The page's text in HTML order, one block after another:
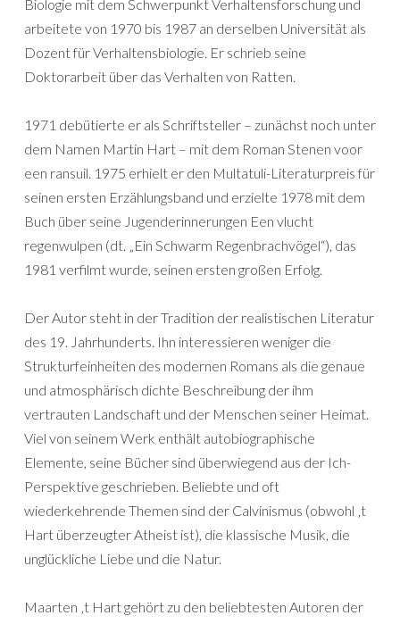
Biologie mit dem Schwerpunkt Verhaltensforschung und
arbeitete von 1970 bis 1987 an derselben Universität als
Dozent für Verhaltensbiologie. Er schrieb seine
Doktorarbeit über das Verhalten von Ratten.
1971 debütierte er als Schriftsteller – zunächst noch unter
dem Namen Martin Hart – mit dem Roman Stenen voor
een ransuil. 1975 erhielt er den Multatuli-Literaturpreis für
seinen ersten Erzählungsband und erzielte 1978 mit dem
Buch über seine Jugenderinnerungen Een vlucht
regenwulpen (dt. „Ein Schwarm Regenbrachvögel“), das
1981 verfilmt wurde, seinen ersten großen Erfolg.
Der Autor steht in der Tradition der realistischen Literatur
des 19. Jahrhunderts. Ihn interessieren weniger die
Strukturfeinheiten des modernen Romans als die genaue
und atmosphärisch dichte Beschreibung der ihm
vertrauten Landschaft und der Menschen seiner Heimat.
Viel von seinem Werk enthält autobiographische
Elemente, seine Bücher sind überwiegend aus der Ich-
Perspektive geschrieben. Beliebte und oft
wiederkehrende Themen sind der Calvinismus (obwohl ‚t
Hart überzeugter Atheist ist), die klassische Musik, die
unglückliche Liebe und die Natur.
Maarten ‚t Hart gehört zu den beliebtesten Autoren der